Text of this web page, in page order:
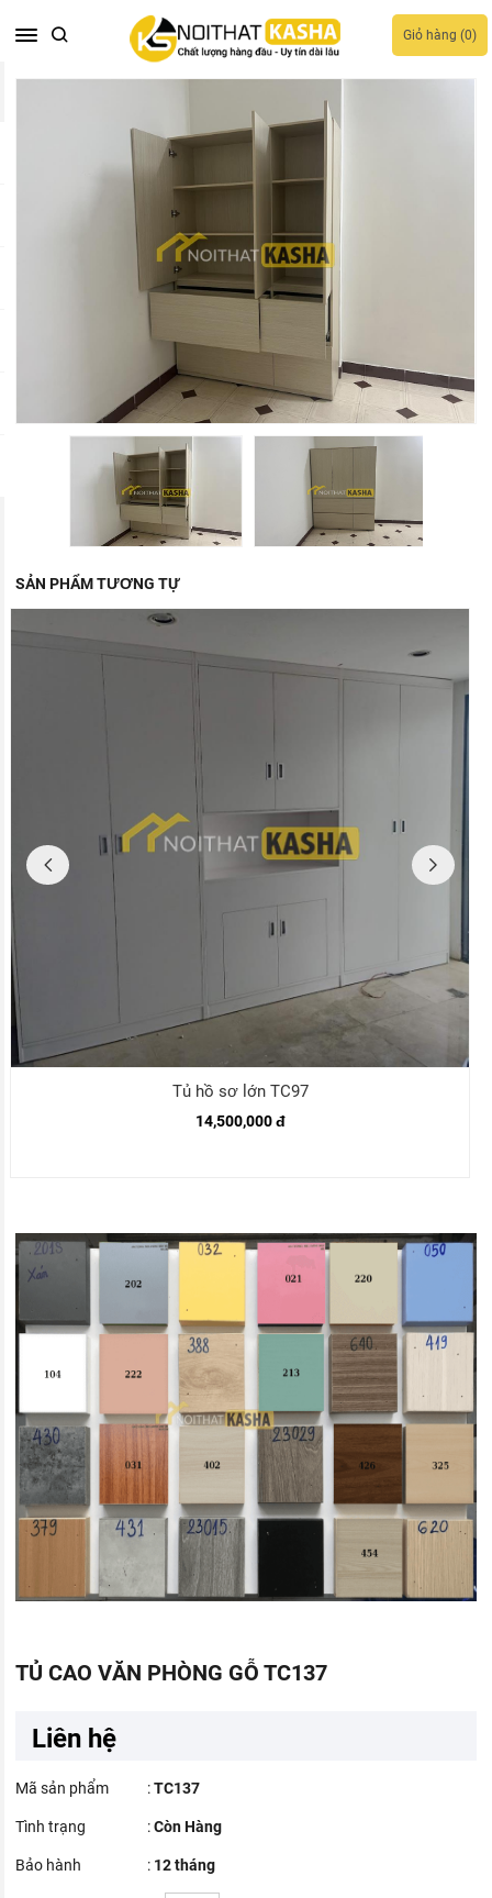
Giỏ hàng (0)
SẢN PHẨM TƯƠNG TỰ
Tủ hồ sơ lớn TC97
14,500,000 đ
TỦ CAO VĂN PHÒNG GỖ TC137
Liên hệ
Mã sản phẩm :TC137
Tình trạng :Còn Hàng
Bảo hành : 12 tháng